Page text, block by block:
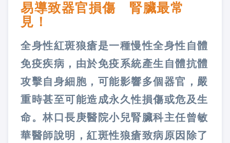
易導致器官損傷 腎臟最常
見！
全身性紅斑狼瘡是一種慢性全身性自體
免疫疾病，由於免疫系統產生自體抗體
攻擊自身細胞，可能影響多個器官，嚴
重時甚至可能造成永久性損傷或危及生
命。林口長庚醫院小兒腎臟科主任曾敏
華醫師說明，紅斑性狼瘡致病原因除了